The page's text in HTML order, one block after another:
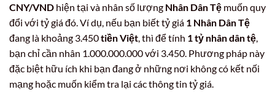
CNY/VND hiện tại và nhân số lượng Nhân Dân Tệ muốn quy
đổi với tỷ giá đó. Ví dụ, nếu bạn biết tỷ giá 1 Nhân Dân Tệ
đang là khoảng 3.450tiền Việt , thì để tính 1 tỷ nhân dân tệ
bạn chỉ cần nhân 1.000.000.000 với 3.450. Phương pháp này
đặc biệt hữu ích khi bạn đang ở những nơi không có kết nối
mạng hoặc muốn kiểm tra lại các thông tin tỷ giá.